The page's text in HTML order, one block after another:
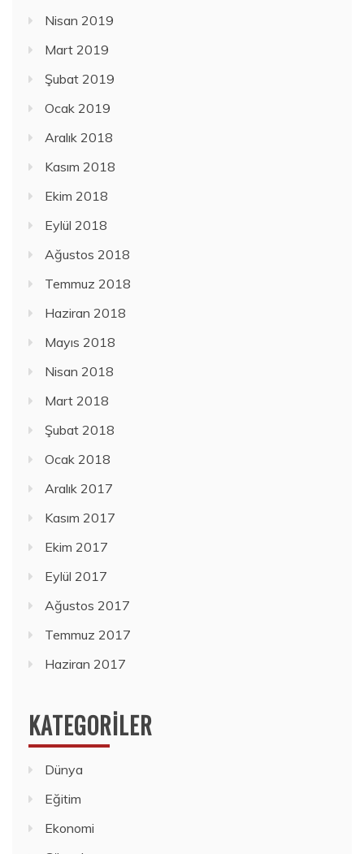
Nisan 2019
Mart 2019
Şubat 2019
Ocak 2019
Aralık 2018
Kasım 2018
Ekim 2018
Eylül 2018
Ağustos 2018
Temmuz 2018
Haziran 2018
Mayıs 2018
Nisan 2018
Mart 2018
Şubat 2018
Ocak 2018
Aralık 2017
Kasım 2017
Ekim 2017
Eylül 2017
Ağustos 2017
Temmuz 2017
Haziran 2017
KATEGORILER
Dünya
Eğitim
Ekonomi